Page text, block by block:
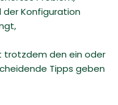
der Konfiguration
trotzdem den ein oder
Tipps geben